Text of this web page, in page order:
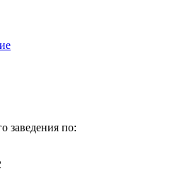
заведения по: